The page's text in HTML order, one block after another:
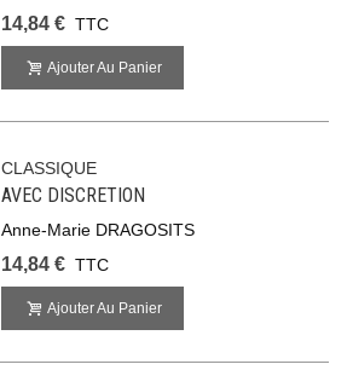
14,84 € TTC
Ajouter Au Panier
CLASSIQUE
AVEC DISCRETION
Anne-Marie DRAGOSITS
14,84 € TTC
Ajouter Au Panier